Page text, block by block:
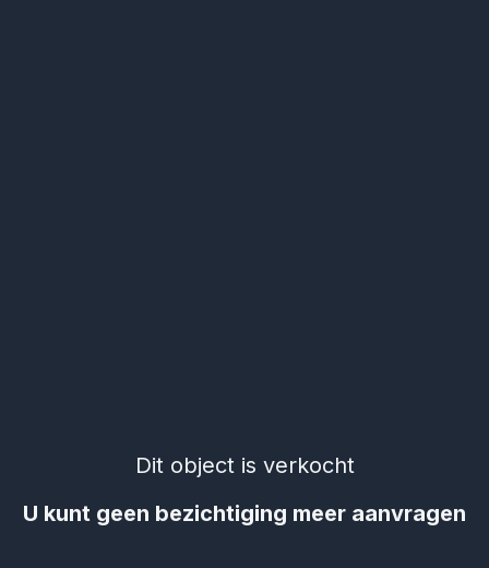
Dit object is verkocht
U kunt geen bezichtiging meer aanvragen